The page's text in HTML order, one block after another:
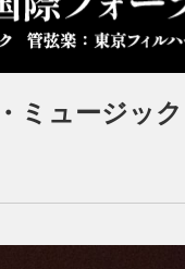
ミュージック